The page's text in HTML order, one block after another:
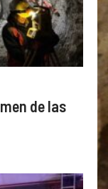
de las